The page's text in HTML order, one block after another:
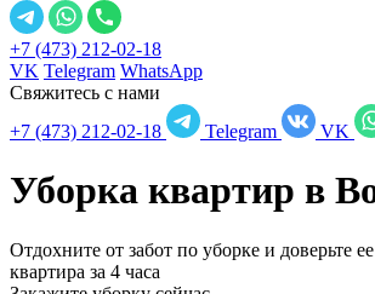
+7 (473) 212-02-18
VK Telegram WhatsApp
Свяжитесь с нами
+7 (473) 212-02-18
Telegram VK
Уборка квартир в
Отдохните от забот по уборке и доверьте
квартира за 4 часа